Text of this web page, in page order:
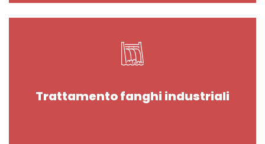
Trattamento fanghi industriali